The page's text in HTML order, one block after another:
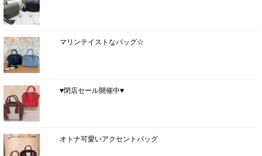
マリンテイストなバッグ☆
♥閉店セール開催中♥
オトナ可愛いアクセントバッグ